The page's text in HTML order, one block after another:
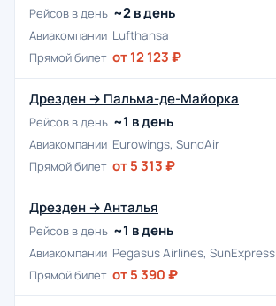
Рейсов в день ~2 в день
Авиакомпании Lufthansa
Прямой билет от 12 123 ₽
Дрезден → Пальма-де-Майорка
Рейсов в день ~1 в день
Авиакомпании Eurowings, SundAir
Прямой билет от 5 313 ₽
Дрезден → Анталья
Рейсов в день ~1 в день
Авиакомпании Pegasus Airlines, SunExpress
Прямой билет от 5 390 ₽